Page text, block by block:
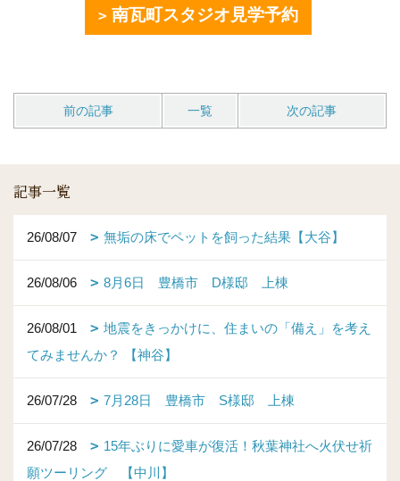
南瓦町スタジオ見学予約
前の記事 一覧 次の記事
記事一覧
26/08/07 無垢の床でペットを飼った結果【大谷】
26/08/06 8月6日 豊橋市 D様邸 上棟
26/08/01
地震をきっかけに、住まいの「備え」を考え
てみませんか？ 【神谷】
26/07/28 7月28日 豊橋市 S様邸 上棟
26/07/28
15年ぶりに愛車が復活！秋葉神社へ火伏せ祈
願ツーリング 【中川】